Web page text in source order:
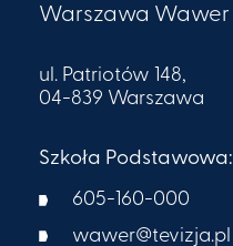
Warszawa Wawer
ul. Patriotów 148,
04-839 Warszawa
Szkoła Podstawowa:
605-160-000​
wawer@tevizja.pl